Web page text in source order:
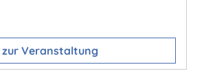
zur Veranstaltung